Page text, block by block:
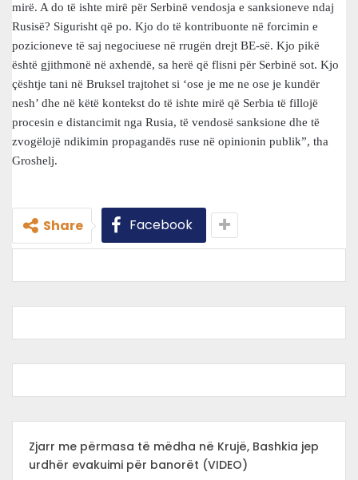
mirë. A do të ishte mirë për Serbinë vendosja e sanksioneve ndaj
Rusisë? Sigurisht që po. Kjo do të kontribuonte në forcimin e
pozicioneve të saj negociuese në rrugën drejt BE-së. Kjo pikë
është gjithmonë në axhendë, sa herë që flisni për Serbinë sot. Kjo
çështje tani në Bruksel trajtohet si ‘ose je me ne ose je kundër
nesh’ dhe në këtë kontekst do të ishte mirë që Serbia të fillojë
procesin e distancimit nga Rusia, të vendosë sanksione dhe të
zvogëlojë ndikimin propagandës ruse në opinionin publik”, tha
Groshelj.
Share Facebook
Zjarr me përmasa të mëdha në Krujë, Bashkia jep
urdhër evakuimi për banorët (VIDEO)